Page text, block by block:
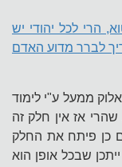
הרי לכל יהודי יש
לברר מדוע האדם
ממעל ע"י לימוד
אז אין חלק זה
כן פיתח את החלק
שבכל אופן הוא